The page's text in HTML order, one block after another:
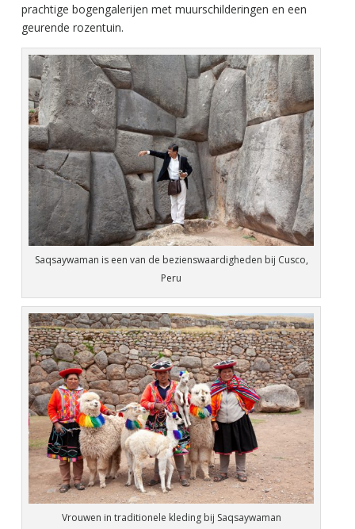
prachtige bogengalerijen met muurschilderingen en een
geurende rozentuin.
Saqsaywaman is een van de bezienswaardigheden bij Cusco,
Peru
Vrouwen in traditionele kleding bij Saqsaywaman